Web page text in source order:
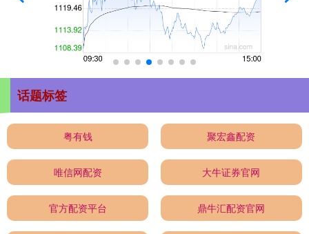
话题标签
粤有钱 聚宏鑫配资
唯信网配资 大牛证券官网
官方配资平台 鼎牛汇配资官网